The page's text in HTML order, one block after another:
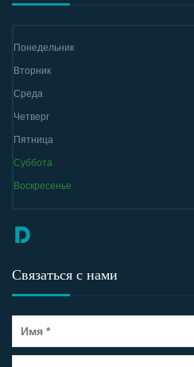
Понедельник
Вторник
Среда
Четверг
Пятница
Суббота
Воскресенье
Связаться с нами